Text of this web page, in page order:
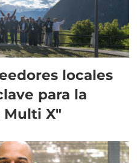
locales
para la
X"